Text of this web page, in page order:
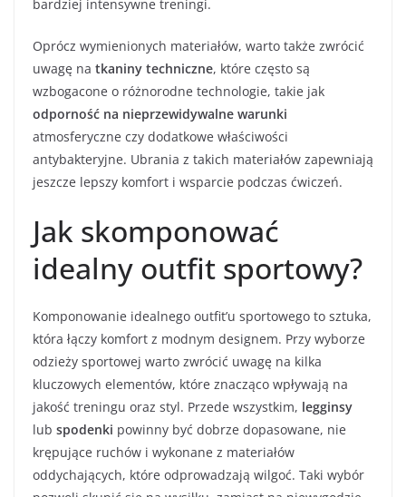
bardziej intensywne treningi.
Oprócz wymienionych materiałów, warto także zwrócić
uwagę na tkaniny techniczne, które często są
wzbogacone o różnorodne technologie, takie jak
odporność na nieprzewidywalne warunki
atmosferyczne czy dodatkowe właściwości
antybakteryjne. Ubrania z takich materiałów zapewniają
jeszcze lepszy komfort i wsparcie podczas ćwiczeń.
Jak skomponować
idealny outfit sportowy?
Komponowanie idealnego outfit’u sportowego to sztuka,
która łączy komfort z modnym designem. Przy wyborze
odzieży sportowej warto zwrócić uwagę na kilka
kluczowych elementów, które znacząco wpływają na
jakość treningu oraz styl. Przede wszystkim, legginsy
lub spodenki powinny być dobrze dopasowane, nie
krępujące ruchów i wykonane z materiałów
oddychających, które odprowadzają wilgoć. Taki wybór